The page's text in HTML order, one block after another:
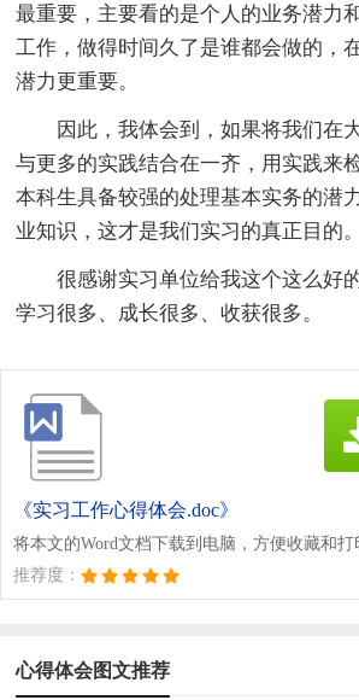
最重要，主要看的是个人的业务潜力
工作，做得时间久了是谁都会做的，
潜力更重要。
因此，我体会到，如果将我们在
与更多的实践结合在一齐，用实践来
本科生具备较强的处理基本实务的潜
业知识，这才是我们实习的真正目的。
很感谢实习单位给我这个这么好
学习很多、成长很多、收获很多。
《实习工作心得体会.doc》
将本文的Word文档下载到电脑，方便收藏和打
推荐度：
心得体会图文推荐